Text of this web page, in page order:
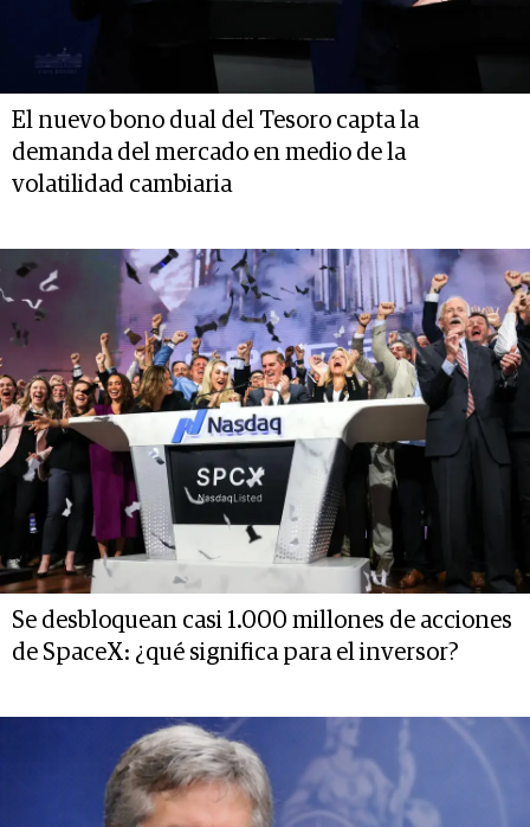
El nuevo bono dual del Tesoro capta la
demanda del mercado en medio de la
volatilidad cambiaria
Se desbloquean casi 1.000 millones de acciones
de SpaceX: ¿qué significa para el inversor?